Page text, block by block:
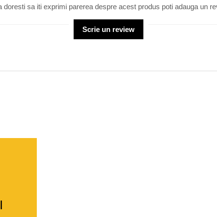
doresti sa iti exprimi parerea despre acest produs poti adauga un
Scrie un review